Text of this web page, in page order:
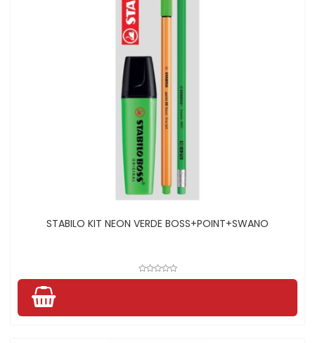
STABILO KIT NEON VERDE BOSS+POINT+SWANO